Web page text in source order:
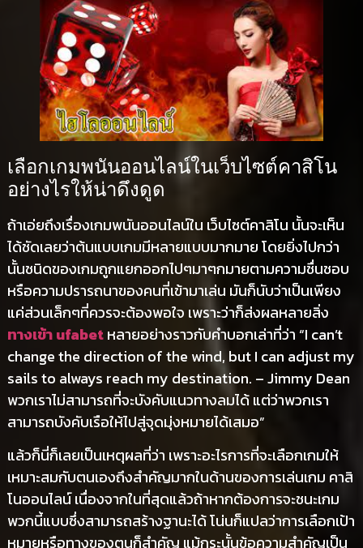
เลือกเกมพนันออนไลน์ในเว็บไซต์คาสิโน
อย่างไรให้น่าดึงดูด
ถ้าเอ่ยถึงเรื่องเกมพนันออนไลน์ใน เว็บไซต์คาสิโน นั้นจะเห็น
ได้ชัดเลยว่าต้นแบบเกมมีหลายแบบมากมาย โดยยิ่งไปกว่า
นั้นชนิดของเกมถูกแยกออกไปๆมาๆกมายตามความชื่นชอบ
หรือความปรารถนาของคนที่เข้ามาเล่น มันก็นับว่าเป็นเพียง
แค่ส่วนเล็กๆที่ควรจะต้องพอใจ เพราะว่าก็ส่งผลหลายสิ่ง
ทางเข้า ufabetหลายอย่างราวกับคำบอกเล่าที่ว่า “I can’t
change the direction of the wind, but I can adjust my
sails to always reach my destination. – Jimmy Dean
พวกเราไม่สามารถที่จะบังคับแนวทางลมได้ แต่ว่าพวกเรา
สามารถบังคับเรือให้ไปสู่จุดมุ่งหมายได้เสมอ”
แล้วก็นี่ก็เลยเป็นเหตุผลที่ว่า เพราะอะไรการที่จะเลือกเกมให้
เหมาะสมกับตนเองถึงสำคัญมากในด้านของการเล่นเกม คาสิ
โนออนไลน์ เนื่องจากในที่สุดแล้วถ้าหากต้องการจะชนะเกม
พวกนี้แบบซึ่งสามารถสร้างฐานะได้ โน่นก็แปลว่าการเลือกเป้า
หมายหรือทางของตนก็สำคัญ แม้กระนั้นข้อความสำคัญเป็น